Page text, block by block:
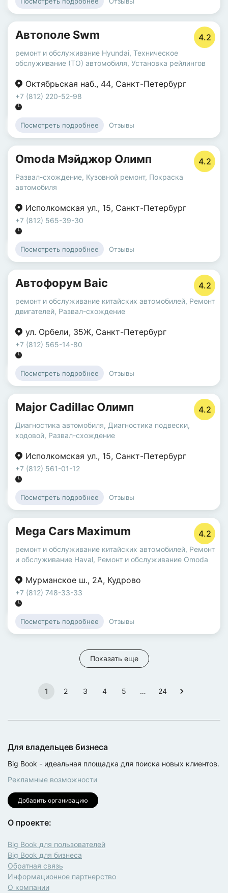
Автополе Swm 4.2
ремонт и обслуживание Hyundai, Техническое
обслуживание (ТО) автомобиля, Установка рейлингов
Октябрьская наб., 44, Санкт-Петербург
+7 (812) 220-52-98
Посмотреть подробнее Отзывы
Omoda Мэйджор Олимп 4.2
Развал-схождение, Кузовной ремонт, Покраска
автомобиля
Исполкомская ул., 15, Санкт-Петербург
+7 (812) 565-39-30
Посмотреть подробнее Отзывы
Автофорум Baic 4.2
ремонт и обслуживание китайских автомобилей, Ремонт
двигателей, Развал-схождение
ул. Орбели, 35Ж, Санкт-Петербург
+7 (812) 565-14-80
Посмотреть подробнее Отзывы
Major Cadillac Олимп 4.2
Диагностика автомобиля, Диагностика подвески,
ходовой, Развал-схождение
Исполкомская ул., 15, Санкт-Петербург
+7 (812) 561-01-12
Посмотреть подробнее Отзывы
Mega Cars Maximum 4.2
ремонт и обслуживание китайских автомобилей, Ремонт
и обслуживание Haval, Ремонт и обслуживание Omoda
Мурманское ш., 2А, Кудрово
+7 (812) 748-33-33
Посмотреть подробнее Отзывы
Показать еще
1 2 3 4 5 … 24
Для владельцев бизнеса
Big Book - идеальная площадка для поиска новых клиентов.
Рекламные возможности
Добавить организацию
О проекте:
Big Book для пользователей
Big Book для бизнеса
Обратная связь
Информационное партнерство
О компании